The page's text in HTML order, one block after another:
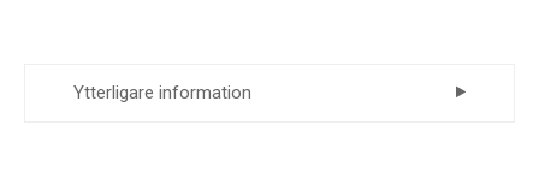
Ytterligare information